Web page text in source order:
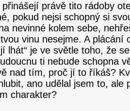
právě tito rádoby
pokud nejsi schopný si
nevinné kolem sebe,
vinu nesejme. A plácání
lhát“ je ve světle toho, že
ti nebude schopna
nad tím, proč jí to říkáš?
ano udělal jsem to, ale
charakter?